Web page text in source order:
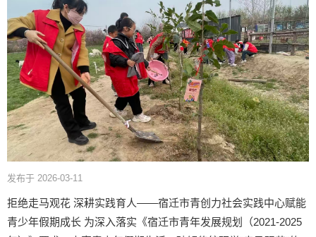
发布于 2026-03-11
拒绝走马观花 深耕实践育人——宿迁市青创力社会实践中心赋能
青少年假期成长 为深入落实《宿迁市青年发展规划（2021-2025